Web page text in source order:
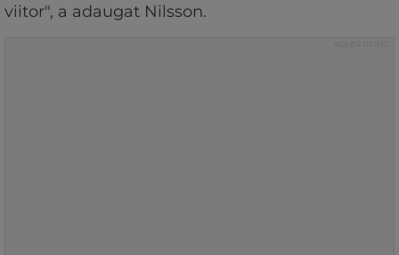
viitor", a adaugat Nilsson.